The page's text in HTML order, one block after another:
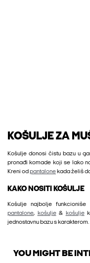
KOŠULJE ZA
Košulje donosi čistu bazu u
pronađi komade koji se lako
Kreni od pantalone kada želiš
KAKO NOSITI KOŠULJE
Košulje najbolje
pantalone, košulje& košulje
jednostavnu bazu s karakterom.
YOU MIGHT BE